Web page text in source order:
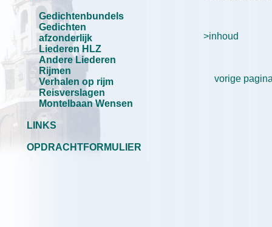
Gedichtenbundels
Gedichten
afzonderlijk
Liederen HLZ
Andere Liederen
Rijmen
Verhalen op rijm
Reisverslagen
Montelbaan Wensen
LINKS
OPDRACHTFORMULIER
>inhoud
vorige